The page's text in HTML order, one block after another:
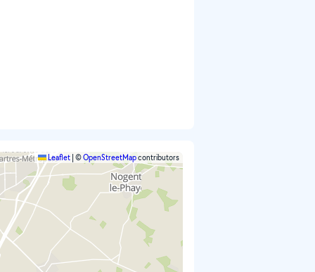
Leaflet ©OpenStreetMapcontributors